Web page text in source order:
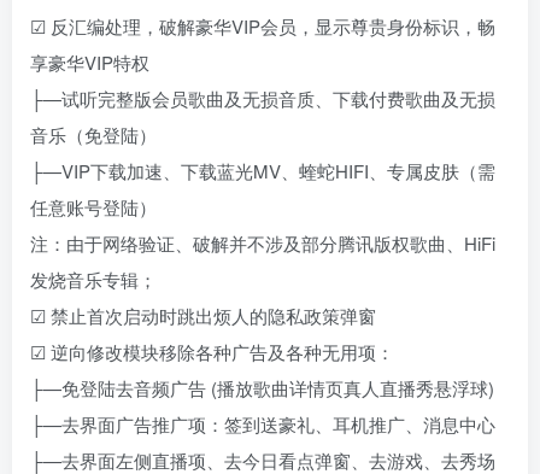
☑ 反汇编处理，破解豪华VIP会员，显示尊贵身份标识，畅
享豪华VIP特权
├—试听完整版会员歌曲及无损音质、下载付费歌曲及无损
音乐（免登陆）
├—VIP下载加速、下载蓝光MV、蝰蛇HIFI、专属皮肤（需
任意账号登陆）
注：由于网络验证、破解并不涉及部分腾讯版权歌曲、HiFi
发烧音乐专辑；
☑ 禁止首次启动时跳出烦人的隐私政策弹窗
☑ 逆向修改模块移除各种广告及各种无用项：
├—免登陆去音频广告 (播放歌曲详情页真人直播秀悬浮球)
├—去界面广告推广项：签到送豪礼、耳机推广、消息中心
├—去界面左侧直播项、去今日看点弹窗、去游戏、去秀场